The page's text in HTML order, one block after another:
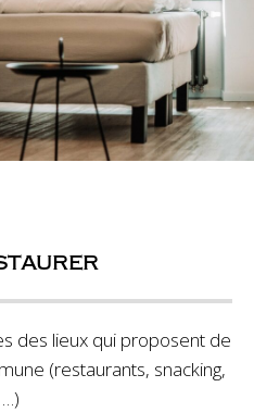
des lieux qui proposent de
(restaurants, snacking,
…)